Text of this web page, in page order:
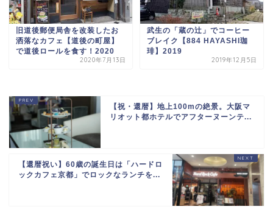
旧道後郵便局舎を改装したお
洒落なカフェ【道後の町屋】
で道後ロールを食す！2020
2020年7月13日
武生の「蔵の辻」でコーヒー
ブレイク【884 HAYASHI珈
琲】2019
2019年12月5日
【祝・還暦】地上100mの絶景。大阪マ
リオット都ホテルでアフターヌーンテ...
【還暦祝い】60歳の誕生日は「ハードロ
ックカフェ京都」でロックなランチを...